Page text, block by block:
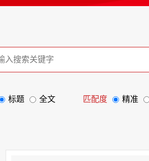
标题 全文 匹配度 精准